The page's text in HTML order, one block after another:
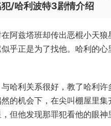
/哈利波特3剧情介绍
阿兹塔班却传出恶棍小天
乎正是为了找他。哈利的
哈利关系很好，教了哈利
的机会下，在尖叫棚屋里
但他发现那罪犯看他的眼